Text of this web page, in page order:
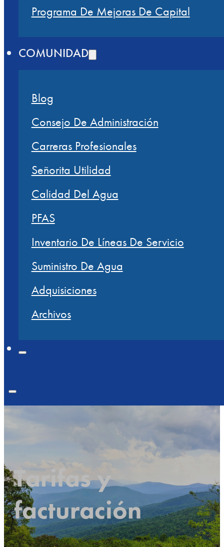
Programa De Mejoras De Capital
COMUNIDAD
Blog
Consejo De Administración
Carreras Profesionales
Señorita Utilidad
Calidad Del Agua
PFAS
Inventario De Líneas De Servicio
Suministro De Agua
Adquisiciones
Archivos
Tarifas y
facturación